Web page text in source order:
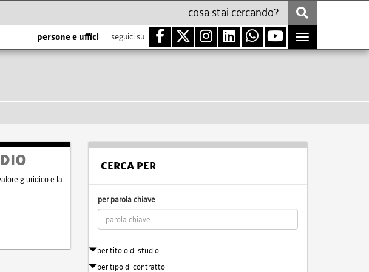
persone e uffici seguici su
Toggle
navigation
giuridico e la
CERCA PER
per parola chiave
per titolo di studio
per tipo di contratto